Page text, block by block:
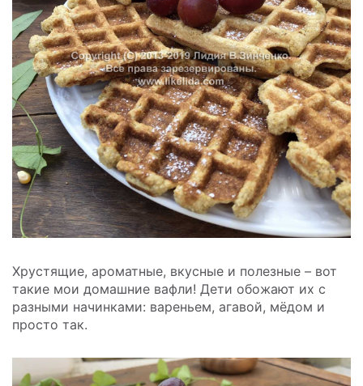
Хрустящие, ароматные, вкусные и полезные – вот
такие мои домашние вафли! Дети обожают их с
разными начинками: вареньем, агавой, мёдом и
просто так.